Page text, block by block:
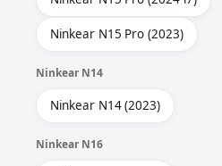
Ninkear N15 Pro (2023)
Ninkear N14
Ninkear N14 (2023)
Ninkear N16